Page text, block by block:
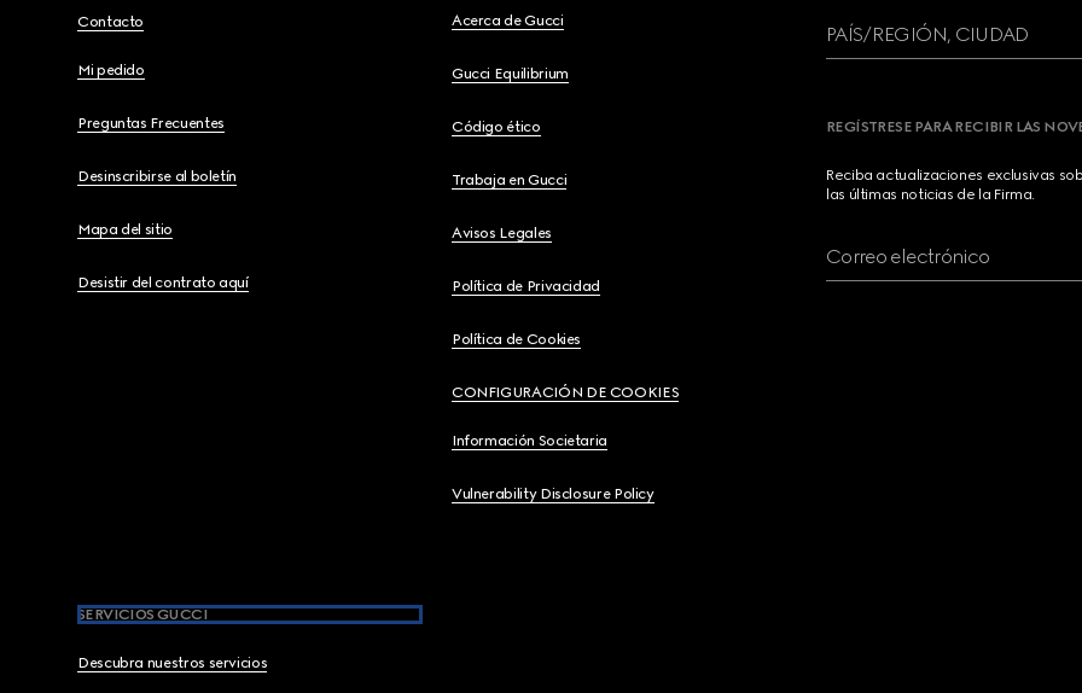
Contacto
Mi pedido
Preguntas Frecuentes
Desinscribirse al boletín
Mapa del sitio
Desistir del contrato aquí
Acerca de Gucci
Gucci Equilibrium
Código ético
Trabaja en Gucci
Avisos Legales
Política de Privacidad
Política de Cookies
CONFIGURACIÓN DE COOKIES
Información Societaria
Vulnerability Disclosure Policy
SERVICIOS GUCCI
Descubra nuestros servicios
PAÍS/REGIÓN, CIUDAD
REGÍSTRESE PARA RECIBIR LAS
Reciba actualizaciones exclusivas
las últimas noticias de la Firma.
Correo electrónico